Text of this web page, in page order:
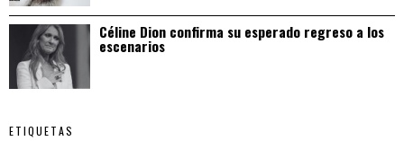
Céline Dion confirma su esperado regreso a los
escenarios
ETIQUETAS